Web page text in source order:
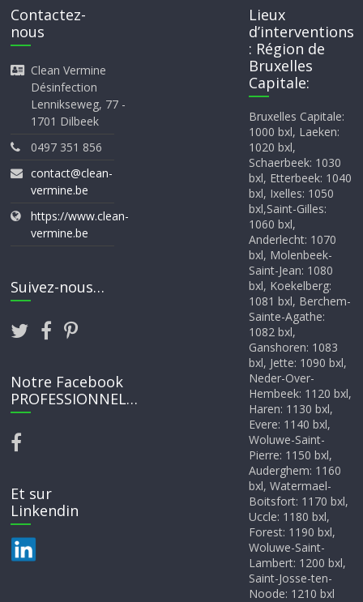
Contactez-
nous
Clean Vermine
Désinfection
Lennikseweg, 77 -
1701 Dilbeek
0497 351 856
contact@clean-
vermine.be
https://www.clean-
vermine.be
Suivez-nous…
Notre Facebook
PROFESSIONNEL…
Et sur
Linkendin
Lieux
d’interventions
: Région de
Bruxelles
Capitale:
Bruxelles Capitale:
1000 bxl, Laeken:
1020 bxl,
Schaerbeek: 1030
bxl, Etterbeek: 1040
bxl, Ixelles: 1050
bxl,Saint-Gilles:
1060 bxl,
Anderlecht: 1070
bxl, Molenbeek-
Saint-Jean: 1080
bxl, Koekelberg:
1081 bxl, Berchem-
Sainte-Agathe:
1082 bxl,
Ganshoren: 1083
bxl, Jette: 1090 bxl,
Neder-Over-
Hembeek: 1120 bxl,
Haren: 1130 bxl,
Evere: 1140 bxl,
Woluwe-Saint-
Pierre: 1150 bxl,
Auderghem: 1160
bxl, Watermael-
Boitsfort: 1170 bxl,
Uccle: 1180 bxl,
Forest: 1190 bxl,
Woluwe-Saint-
Lambert: 1200 bxl,
Saint-Josse-ten-
Noode: 1210 bxl